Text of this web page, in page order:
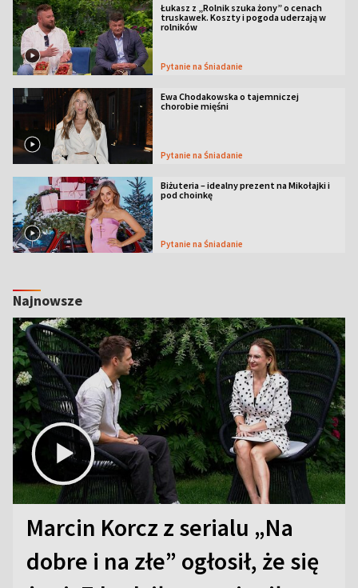
Łukasz z „Rolnik szuka żony” o cenach
truskawek. Koszty i pogoda uderzają w
rolników
Pytanie na Śniadanie
Ewa Chodakowska o tajemniczej
chorobie mięśni
Pytanie na Śniadanie
Biżuteria – idealny prezent na Mikołajki i
pod choinkę
Pytanie na Śniadanie
Najnowsze
Marcin Korcz z serialu „Na
dobre i na złe” ogłosił, że się